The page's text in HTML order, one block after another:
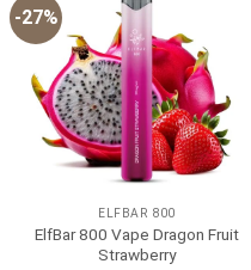
-27%
ELFBAR 800
ElfBar 800 Vape Dragon Fruit
Strawberry